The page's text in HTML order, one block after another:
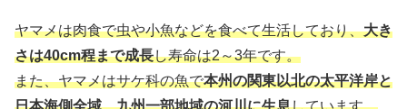
ヤマメは肉食で虫や小魚などを食べて生活しており、大き
さは40cm程まで成長し寿命は2～3年です。
また、ヤマメはサケ科の魚で本州の関東以北の太平洋岸と